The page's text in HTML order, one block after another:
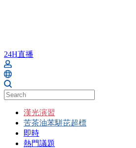
24H直播
漢光演習
苦茶油苯駢芘超標
即時
熱門議題